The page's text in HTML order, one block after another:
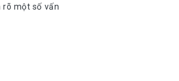
rõ một số vấn